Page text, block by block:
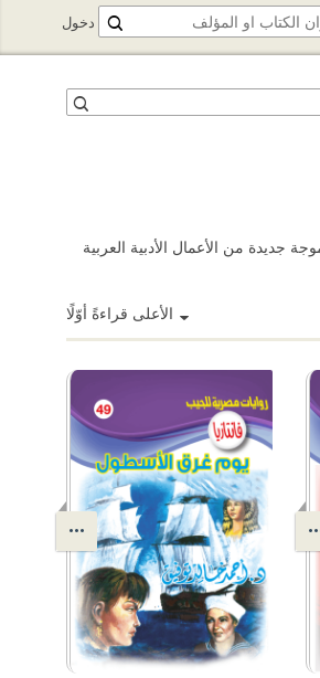
قسماً خاصاً بأدب اليافعين٬ ولكن منذ عشر سنوات تقريباً بدأت موجة جديدة من الأعمال الأدبية العربية
الأعلى قراءةً أوّلًا
دخول